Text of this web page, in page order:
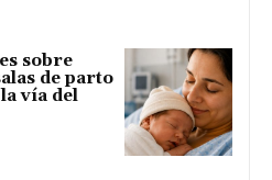
sobre
de parto
vía del